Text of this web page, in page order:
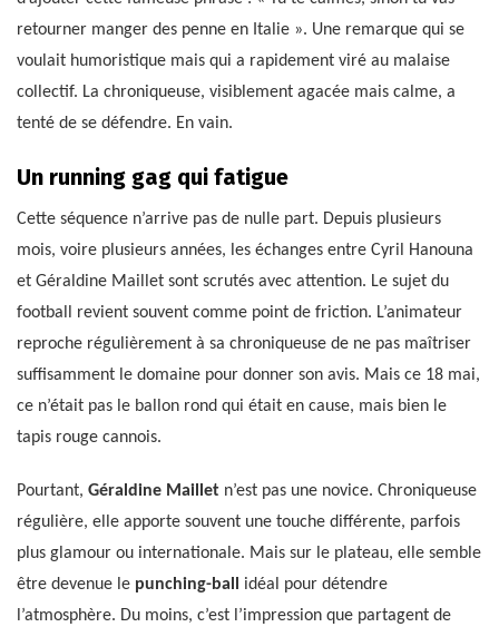
retourner manger des penne en Italie ». Une remarque qui se
voulait humoristique mais qui a rapidement viré au malaise
collectif. La chroniqueuse, visiblement agacée mais calme, a
tenté de se défendre. En vain.
Un running gag qui fatigue
Cette séquence n’arrive pas de nulle part. Depuis plusieurs
mois, voire plusieurs années, les échanges entre Cyril Hanouna
et Géraldine Maillet sont scrutés avec attention. Le sujet du
football revient souvent comme point de friction. L’animateur
reproche régulièrement à sa chroniqueuse de ne pas maîtriser
suffisamment le domaine pour donner son avis. Mais ce 18 mai,
ce n’était pas le ballon rond qui était en cause, mais bien le
tapis rouge cannois.
Pourtant, Géraldine Maillet n’est pas une novice. Chroniqueuse
régulière, elle apporte souvent une touche différente, parfois
plus glamour ou internationale. Mais sur le plateau, elle semble
être devenue le punching-ball idéal pour détendre
l’atmosphère. Du moins, c’est l’impression que partagent de